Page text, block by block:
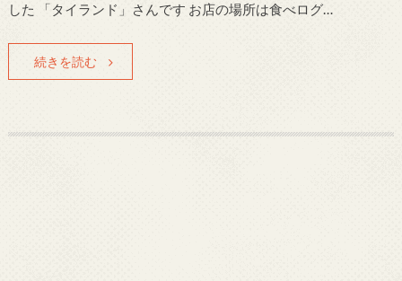
した 「タイランド」さんです お店の場所は食べログ…
続きを読む